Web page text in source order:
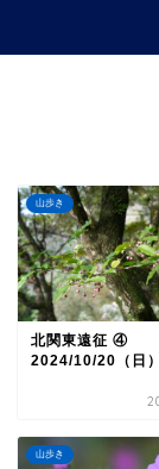
山歩き
北関東遠征 ④
2024/10/20（日）
山歩き